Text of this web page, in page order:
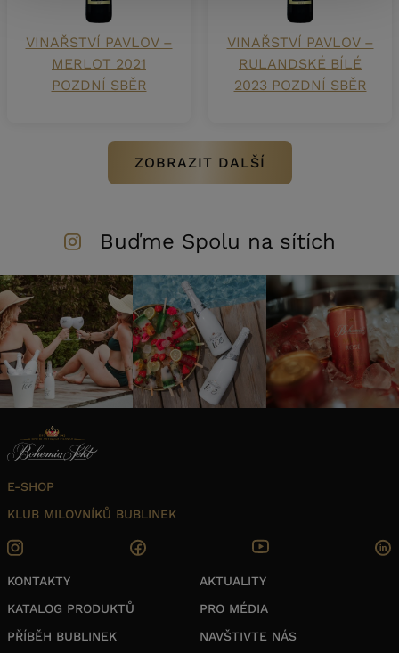
VINAŘSTVÍ PAVLOV –
MERLOT 2021
POZDNÍ SBĚR
VINAŘSTVÍ PAVLOV –
RULANDSKÉ BÍLÉ
2023 POZDNÍ SBĚR
ZOBRAZIT DALŠÍ
Buďme Spolu na sítích
E-SHOP
KLUB MILOVNÍKŮ BUBLINEK
KONTAKTY
KATALOG PRODUKTŮ
PŘÍBĚH BUBLINEK
AKTUALITY
PRO MÉDIA
NAVŠTIVTE NÁS